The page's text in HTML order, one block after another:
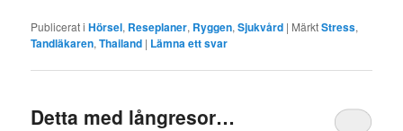
Publicerat i Hörsel, Reseplaner, Ryggen,Sjukvård | MärktStress,
Tandläkaren,Thailand | Lämna ett svar
Detta med långresor…